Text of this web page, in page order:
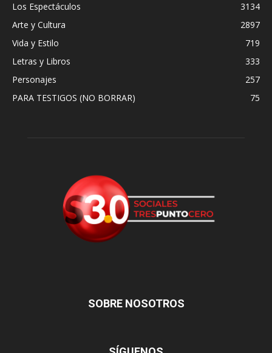
Los Espectáculos
3134
Arte y Cultura
2897
Vida y Estilo
719
Letras y Libros
333
Personajes
257
PARA TESTIGOS (NO BORRAR)
75
SOBRE NOSOTROS